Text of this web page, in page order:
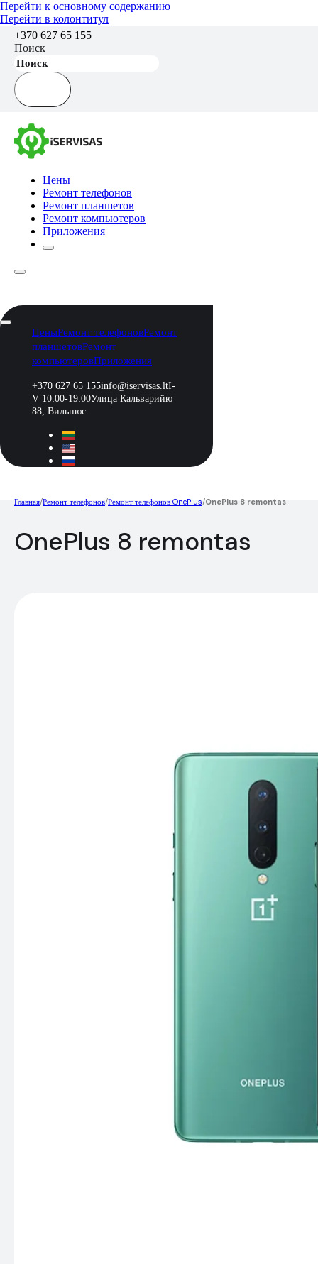
Перейти к основному содержанию
Перейти в колонтитул
+370 627 65 155
Поиск
Цены
Ремонт телефонов
Ремонт планшетов
Ремонт компьютеров
Приложения
ЦеныРемонт телефоновРемонт
планшетовРемонт
компьютеровПриложения
+370 627 65 155info@iservisas.ltI-
V 10:00-19:00Улица Кальварийю
88, Вильнюс
Главная/Ремонт телефонов/Ремонт телефонов OnePlus/OnePlus 8 remontas
OnePlus 8 remontas